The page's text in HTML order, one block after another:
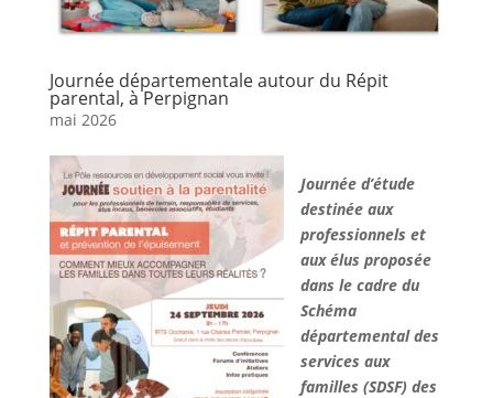
Journée départementale autour du Répit
parental, à Perpignan
mai 2026
Journée d’étude
destinée aux
professionnels et
aux élus proposée
dans le cadre du
Schéma
départemental des
services aux
familles (SDSF) des